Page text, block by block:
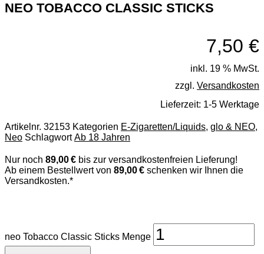
NEO TOBACCO CLASSIC STICKS
7,50 €
inkl. 19 % MwSt.
zzgl. Versandkosten
Lieferzeit: 1-5 Werktage
Artikelnr. 32153 Kategorien E-Zigaretten/Liquids, glo & NEO,
Neo Schlagwort Ab 18 Jahren
Nur noch 89,00 € bis zur versandkostenfreien Lieferung!
Ab einem Bestellwert von 89,00 € schenken wir Ihnen die
Versandkosten.*
neo Tobacco Classic Sticks Menge